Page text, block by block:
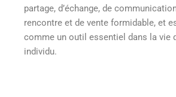
partage, d’échange, de
rencontre et de vente formidable, et
comme un outil essentiel dans la vie
individu.